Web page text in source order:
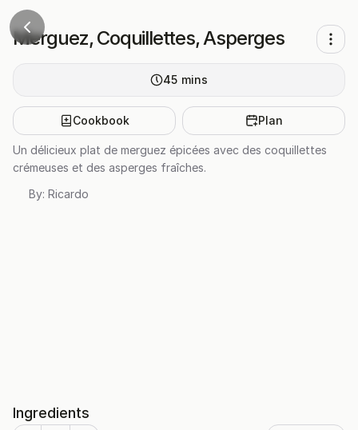
Merguez, Coquillettes, Asperges
45 mins
Cookbook Plan
Un délicieux plat de merguez épicées avec des coquillettes
crémeuses et des asperges fraîches.
By: Ricardo
Ingredients